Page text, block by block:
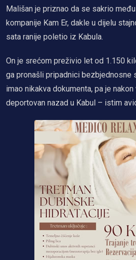
Mališan je priznao da se sakrio
kompanije Kam Er, dakle u dijelu
sata ranije poletio iz Kabula.
On je srećom preživio let od 1.150
ga pronašli pripadnici bezbjednosne
imao nikakva dokumenta, pa je
deportovan nazad u Kabul – istim